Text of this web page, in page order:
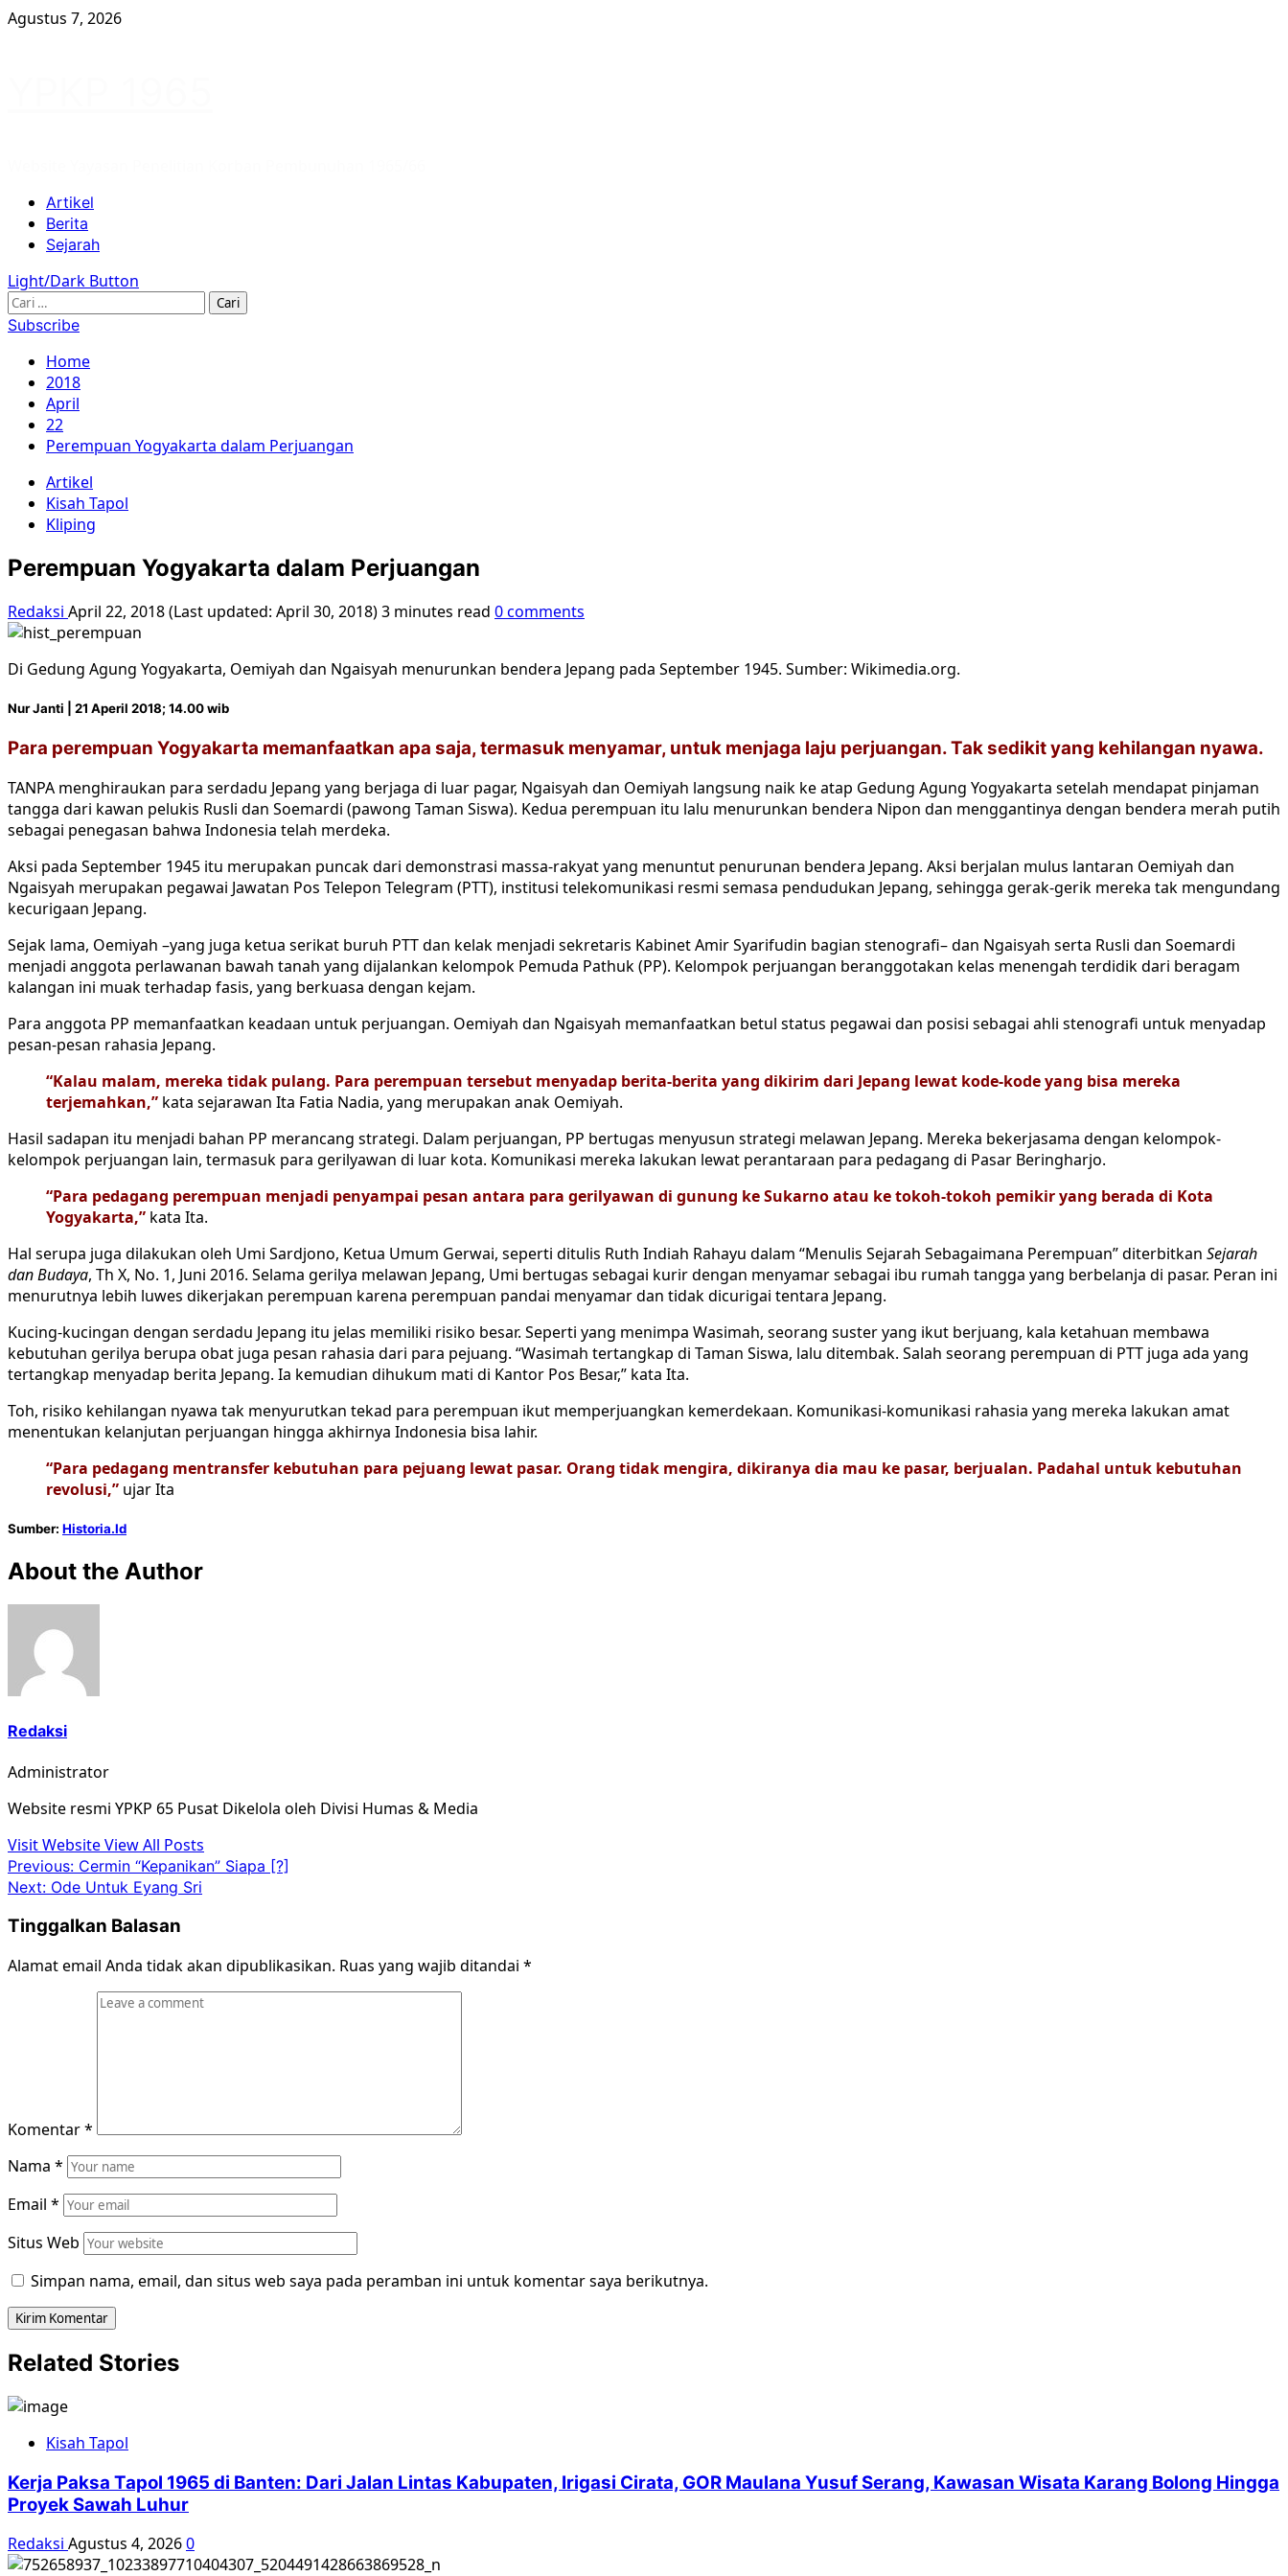
Skip
Agustus 7, 2026
Primary
Menu
Artikel
Berita
Sejarah
Light/Dark Button
Cari
untuk:
Subscribe
Home
2018
April
22
Perempuan Yogyakarta dalam Perjuangan
Artikel
Kisah Tapol
Kliping
Perempuan Yogyakarta dalam Perjuangan
Redaksi April 22, 2018 (Last updated: April 30, 2018)3 minutes read 0 comments
Di Gedung Agung Yogyakarta, Oemiyah dan Ngaisyah menurunkan bendera Jepang pada September 1945. Sumber: Wikimedia.org.
Nur Janti | 21 Aperil 2018; 14.00 wib
Para perempuan Yogyakarta memanfaatkan apa saja, termasuk menyamar, untuk menjaga laju perjuangan. Tak sedikit yang kehilangan nyawa.
TANPA menghiraukan para serdadu Jepang yang berjaga di luar pagar, Ngaisyah dan Oemiyah langsung naik ke atap Gedung Agung Yogyakarta setelah mendapat pinjaman
tangga dari kawan pelukis Rusli dan Soemardi (pawong Taman Siswa). Kedua perempuan itu lalu menurunkan bendera Nipon dan menggantinya dengan bendera merah putih
sebagai penegasan bahwa Indonesia telah merdeka.
Aksi pada September 1945 itu merupakan puncak dari demonstrasi massa-rakyat yang menuntut penurunan bendera Jepang. Aksi berjalan mulus lantaran Oemiyah dan
Ngaisyah merupakan pegawai Jawatan Pos Telepon Telegram (PTT), institusi telekomunikasi resmi semasa pendudukan Jepang, sehingga gerak-gerik mereka tak mengundang
kecurigaan Jepang.
Sejak lama, Oemiyah –yang juga ketua serikat buruh PTT dan kelak menjadi sekretaris Kabinet Amir Syarifudin bagian stenografi– dan Ngaisyah serta Rusli dan Soemardi
menjadi anggota perlawanan bawah tanah yang dijalankan kelompok Pemuda Pathuk (PP). Kelompok perjuangan beranggotakan kelas menengah terdidik dari beragam
kalangan ini muak terhadap fasis, yang berkuasa dengan kejam.
Para anggota PP memanfaatkan keadaan untuk perjuangan. Oemiyah dan Ngaisyah memanfaatkan betul status pegawai dan posisi sebagai ahli stenografi untuk menyadap
pesan-pesan rahasia Jepang.
“Kalau malam, mereka tidak pulang. Para perempuan tersebut menyadap berita-berita yang dikirim dari Jepang lewat kode-kode yang bisa mereka
terjemahkan,” kata sejarawan Ita Fatia Nadia, yang merupakan anak Oemiyah.
Hasil sadapan itu menjadi bahan PP merancang strategi. Dalam perjuangan, PP bertugas menyusun strategi melawan Jepang. Mereka bekerjasama dengan kelompok-
kelompok perjuangan lain, termasuk para gerilyawan di luar kota. Komunikasi mereka lakukan lewat perantaraan para pedagang di Pasar Beringharjo.
“Para pedagang perempuan menjadi penyampai pesan antara para gerilyawan di gunung ke Sukarno atau ke tokoh-tokoh pemikir yang berada di Kota
Yogyakarta,” kata Ita.
Hal serupa juga dilakukan oleh Umi Sardjono, Ketua Umum Gerwai, seperti ditulis Ruth Indiah Rahayu dalam “Menulis Sejarah Sebagaimana Perempuan” diterbitkan Sejarah
dan Budaya, Th X, No. 1, Juni 2016. Selama gerilya melawan Jepang, Umi bertugas sebagai kurir dengan menyamar sebagai ibu rumah tangga yang berbelanja di pasar. Peran ini
menurutnya lebih luwes dikerjakan perempuan karena perempuan pandai menyamar dan tidak dicurigai tentara Jepang.
Kucing-kucingan dengan serdadu Jepang itu jelas memiliki risiko besar. Seperti yang menimpa Wasimah, seorang suster yang ikut berjuang, kala ketahuan membawa
kebutuhan gerilya berupa obat juga pesan rahasia dari para pejuang. “Wasimah tertangkap di Taman Siswa, lalu ditembak. Salah seorang perempuan di PTT juga ada yang
tertangkap menyadap berita Jepang. Ia kemudian dihukum mati di Kantor Pos Besar,” kata Ita.
Toh, risiko kehilangan nyawa tak menyurutkan tekad para perempuan ikut memperjuangkan kemerdekaan. Komunikasi-komunikasi rahasia yang mereka lakukan amat
menentukan kelanjutan perjuangan hingga akhirnya Indonesia bisa lahir.
“Para pedagang mentransfer kebutuhan para pejuang lewat pasar. Orang tidak mengira, dikiranya dia mau ke pasar, berjualan. Padahal untuk kebutuhan
revolusi,” ujar Ita
Sumber: Historia.Id
About the Author
Redaksi
Administrator
Website resmi YPKP 65 Pusat Dikelola oleh Divisi Humas & Media
Visit WebsiteView All Posts
Post
navigation
Previous: Cermin “Kepanikan” Siapa [?]
Next: Ode Untuk Eyang Sri
Tinggalkan Balasan
Alamat email Anda tidak akan dipublikasikan. Ruas yang wajib ditandai *
Komentar*
Nama *
Email *
Situs Web
Simpan nama, email, dan situs web saya pada peramban ini untuk komentar saya berikutnya.
Related Stories
Kisah Tapol
Kerja Paksa Tapol 1965 di Banten: Dari Jalan Lintas Kabupaten, Irigasi Cirata, GOR Maulana Yusuf Serang, Kawasan Wisata Karang Bolong Hingga
Proyek Sawah Luhur
Redaksi Agustus 4, 20260